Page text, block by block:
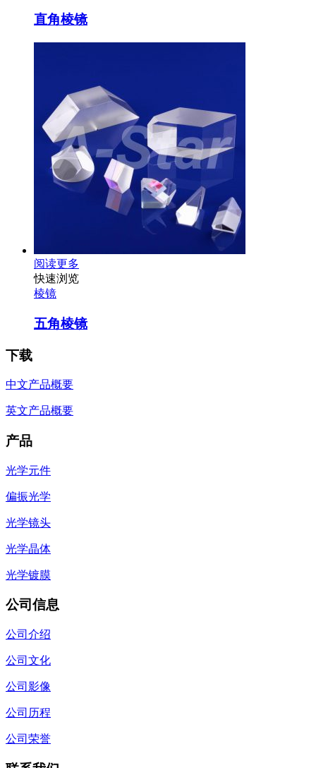
直角棱镜
阅读更多
快速浏览
棱镜
五角棱镜
下载
中文产品概要
英文产品概要
产品
光学元件
偏振光学
光学镜头
光学晶体
光学镀膜
公司信息
公司介绍
公司文化
公司影像
公司历程
公司荣誉